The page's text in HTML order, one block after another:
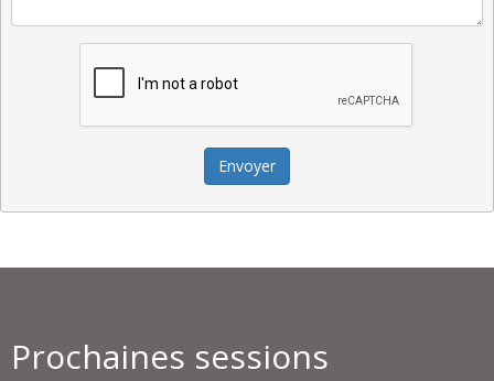
Envoyer
Prochaines sessions